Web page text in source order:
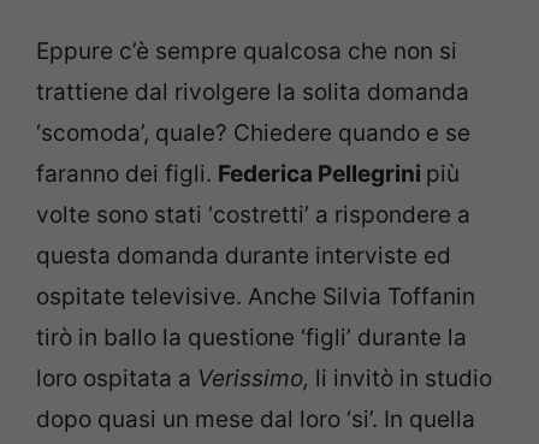
Eppure c’è sempre qualcosa che non si
trattiene dal rivolgere la solita domanda
‘scomoda’, quale? Chiedere quando e se
faranno dei figli. Federica Pellegrini più
volte sono stati ‘costretti’ a rispondere a
questa domanda durante interviste ed
ospitate televisive. Anche Silvia Toffanin
tirò in ballo la questione ‘figli’ durante la
loro ospitata a Verissimo, li invitò in studio
dopo quasi un mese dal loro ‘si’. In quella